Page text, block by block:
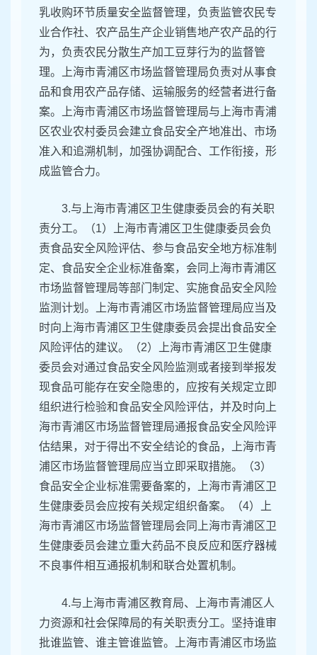
乳收购环节质量安全监督管理，负责监管农民专
业合作社、农产品生产企业销售地产农产品的行
为，负责农民分散生产加工豆芽行为的监督管
理。上海市青浦区市场监督管理局负责对从事食
品和食用农产品存储、运输服务的经营者进行备
案。上海市青浦区市场监督管理局与上海市青浦
区农业农村委员会建立食品安全产地准出、市场
准入和追溯机制，加强协调配合、工作衔接，形
成监管合力。
3.与上海市青浦区卫生健康委员会的有关职
责分工。（1）上海市青浦区卫生健康委员会负
责食品安全风险评估、参与食品安全地方标准制
定、食品安全企业标准备案，会同上海市青浦区
市场监督管理局等部门制定、实施食品安全风险
监测计划。上海市青浦区市场监督管理局应当及
时向上海市青浦区卫生健康委员会提出食品安全
风险评估的建议。（2）上海市青浦区卫生健康
委员会对通过食品安全风险监测或者接到举报发
现食品可能存在安全隐患的，应按有关规定立即
组织进行检验和食品安全风险评估，并及时向上
海市青浦区市场监督管理局通报食品安全风险评
估结果，对于得出不安全结论的食品，上海市青
浦区市场监督管理局应当立即采取措施。（3）
食品安全企业标准需要备案的，上海市青浦区卫
生健康委员会应按有关规定组织备案。（4）上
海市青浦区市场监督管理局会同上海市青浦区卫
生健康委员会建立重大药品不良反应和医疗器械
不良事件相互通报机制和联合处置机制。
4.与上海市青浦区教育局、上海市青浦区人
力资源和社会保障局的有关职责分工。坚持谁审
批谁监管、谁主管谁监管。上海市青浦区市场监